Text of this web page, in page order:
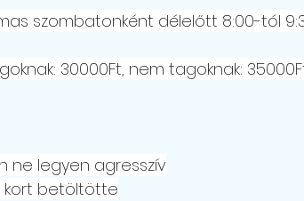
szombatonként délelőtt 8:00-tól
30000Ft, nem tagoknak:
ne legyen agresszív
kort betöltötte